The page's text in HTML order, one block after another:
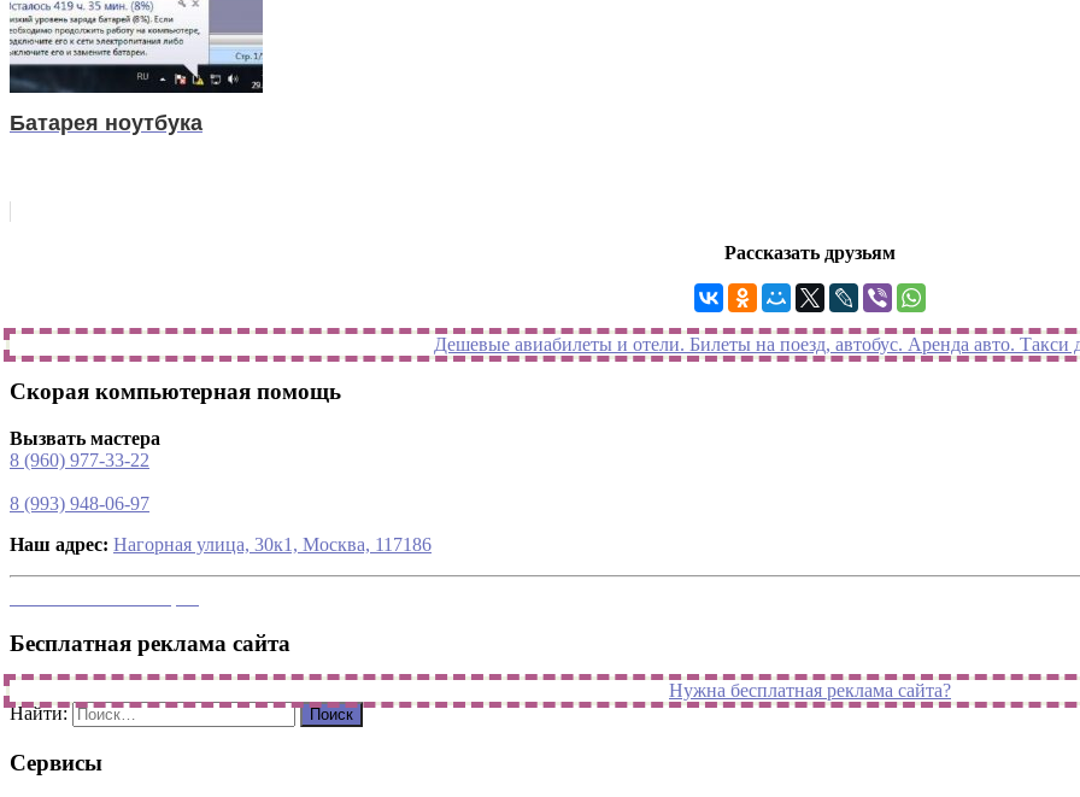
Батарея ноутбука
Рассказать друзьям
Дешевые авиабилеты и отели. Билеты на поезд, автобус. Аренда авто. Такси
Скорая компьютерная помощь
Вызвать мастера
8 (960) 977-33-22
8 (993) 948-06-97
Наш адрес: Нагорная улица, 30к1, Москва, 117186
Бесплатная реклама сайта
Нужна бесплатная реклама сайта?
Найти:
Сервисы